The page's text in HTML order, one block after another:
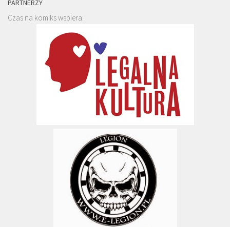
PARTNERZY
Czas na komiks wspiera: